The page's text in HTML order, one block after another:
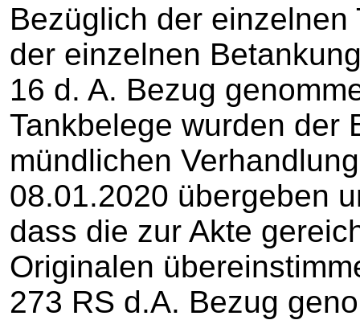
Bezüglich der
der einzelnen
16 d. A. Bezug
Tankbelege wurden der
mündlichen
08.01.2020 übergeben
dass die zur Akte
Originalen
273 RS d.A. Bezug